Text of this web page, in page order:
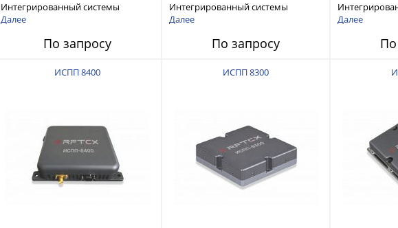
Интегрированный системы
защиты от ГНСС-помех RFТех
Далее
По запросу
Интегрированный системы
защиты от ГНСС-помех RFТех
Далее
По запросу
защиты от
Далее
По
ИСПП 8400 ИСПП 8300